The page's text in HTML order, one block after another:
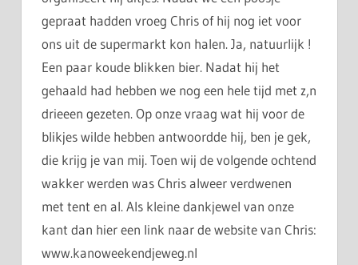
gepraat hadden vroeg Chris of hij nog iet voor
ons uit de supermarkt kon halen. Ja, natuurlijk !
Een paar koude blikken bier. Nadat hij het
gehaald had hebben we nog een hele tijd met z,n
drieeen gezeten. Op onze vraag wat hij voor de
blikjes wilde hebben antwoordde hij, ben je gek,
die krijg je van mij. Toen wij de volgende ochtend
wakker werden was Chris alweer verdwenen
met tent en al. Als kleine dankjewel van onze
kant dan hier een link naar de website van Chris:
www.kanoweekendjeweg.nl